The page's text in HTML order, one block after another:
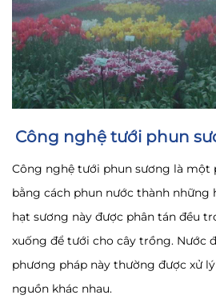
Công nghệ tưới phun
Công nghệ tưới phun sương là một
bằng cách phun nước thành những
hạt sương này được phân tán đều
xuống để tưới cho cây trồng. Nước
phương pháp này thường được xử
nguồn khác nhau.